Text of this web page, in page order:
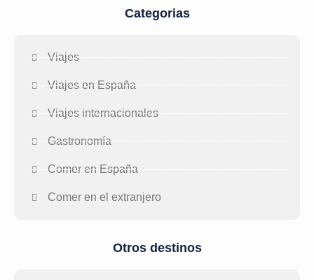
Categorias
Viajes
Viajes en España
Viajes internacionales
Gastronomía
Comer en España
Comer en el extranjero
Otros destinos